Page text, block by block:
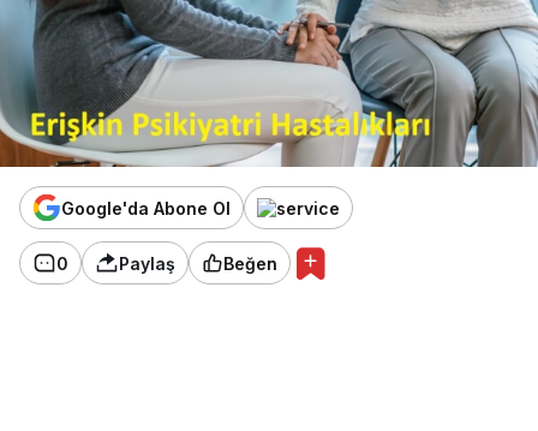
Google'da Abone Ol
0 Paylaş Beğen